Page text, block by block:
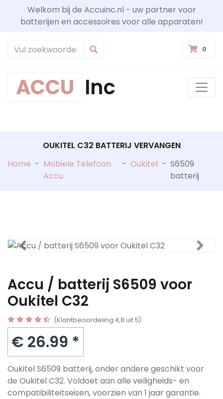
Welkom bij de Accuinc.nl - uw partner voor
batterijen en accessoires voor alle apparaten!
0
ACCU Inc
OUKITEL C32 BATTERIJ VERVANGEN
Home - Mobiele Telefoon
Accu
- Oukitel - S6509
batterij
Accu / batterij S6509 voor
Oukitel C32
(Klantbeoordeling 4,8 uit 5)
€ 26.99 *
Oukitel S6509 batterij, onder andere geschikt voor
de Oukitel C32. Voldoet aan alle veiligheids- en
compatibiliteitseisen, voorzien van 1 jaar garantie.